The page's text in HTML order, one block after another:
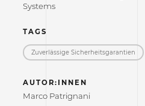
Systems
TAGS
Zuverlässige Sicherheitsgarantien
AUTOR:INNEN
Marco Patrignani